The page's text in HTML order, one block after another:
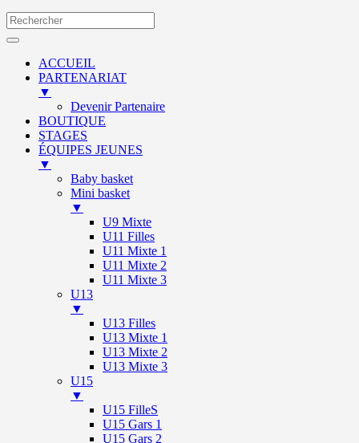
ACCUEIL
PARTENARIAT
▼
Devenir Partenaire
BOUTIQUE
STAGES
ÉQUIPES JEUNES
▼
Baby basket
Mini basket
▼
U9 Mixte
U11 Filles
U11 Mixte 1
U11 Mixte 2
U11 Mixte 3
U13
▼
U13 Filles
U13 Mixte 1
U13 Mixte 2
U13 Mixte 3
U15
▼
U15 FilleS
U15 Gars 1
U15 Gars 2